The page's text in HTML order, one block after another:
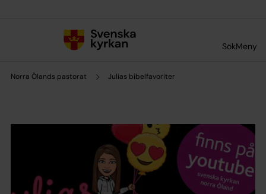
SökMeny
Norra Ölands pastorat Julias bibelfavoriter